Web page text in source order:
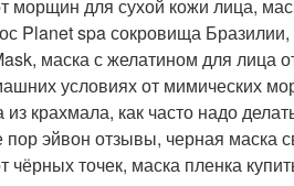
морщин для сухой кожи лица,
Planet spa сокровища
маска с желатином для лица
условиях от мимических
крахмала, как часто надо
эйвон отзывы, черная маска
чёрных точек, маска пленка